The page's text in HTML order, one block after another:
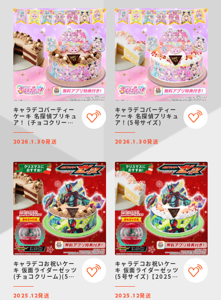
キャラデコパーティー
ケーキ 名探偵プリキュ
ア！ (チョコクリーム)
2026.1.30発送
キャラデコパーティー
ケーキ 名探偵プリキュ
ア！(5号サイズ)
2026.1.30発送
キャラデコお祝いケー
キ 仮面ライダーゼッツ
(チョコクリーム)(5号
発送・クリスマス予
約】
2025.12発送
キャラデコお祝いケー
キ 仮面ライダーゼッツ
(5号サイズ)【2025年
予約】
2025.12発送